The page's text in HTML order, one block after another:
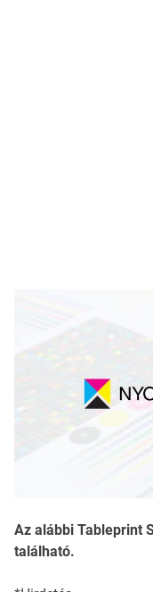
Az alábbi Tableprint
található.